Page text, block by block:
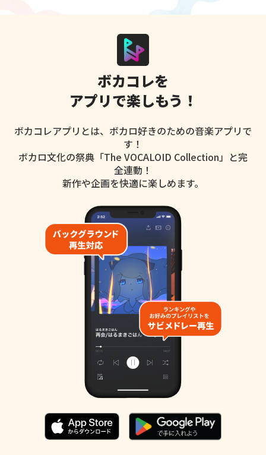
ボカコレを
アプリで楽しもう！
ボカコレアプリとは、ボカロ好きのための音楽アプリで
す！
ボカロ文化の祭典「The VOCALOID Collection」と完
全連動！
新作や企画を快適に楽しめます。